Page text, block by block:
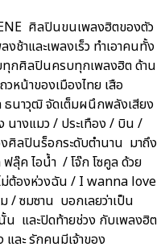
ศิลปินขนเพลงฮิตของตัว
ช้าและเพลงเร็ว ทำเอาคนทั้ง
ทุกศิลปินครบทุกเพลงฮิต ด้าน
หน้าของเมืองไทย เสือ
นาวุฒิ จัดเต็มผนึกพลังเสียง
นางแมว / ประเทือง / บิน /
ศิลปินร็อกระดับตำนาน มาถึง
ลุ๊ค ไอน้ำ / โจ๊ก โซคูล ด้วย
ม่ต้องห่วงฉัน / I wanna love
/ ซมซาน บอกเลยว่าเป็น
และปิดท้ายช่วง กับเพลงฮิต
ละ รักคนมีเจ้าของ